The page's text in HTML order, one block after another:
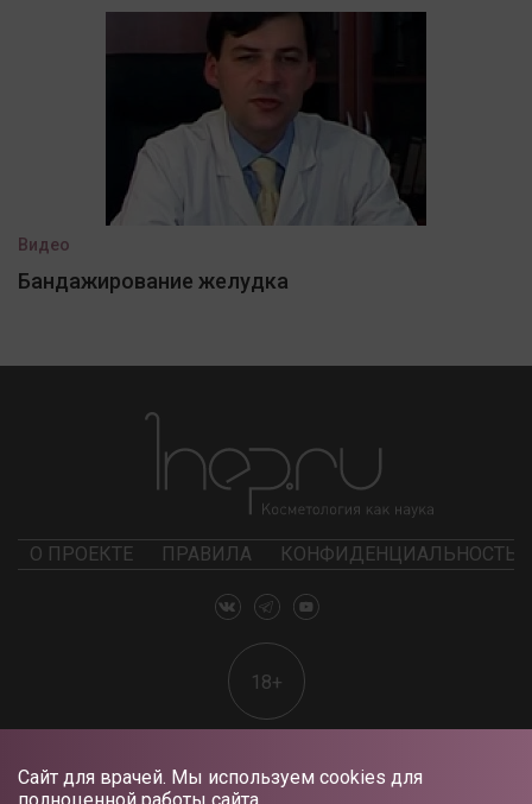
Сайт для врачей. Мы используем cookies для
Видео
Бандажирование желудка
О ПРОЕКТЕ ПРАВИЛА КОНФИДЕНЦИАЛЬНОСТЬ
18+